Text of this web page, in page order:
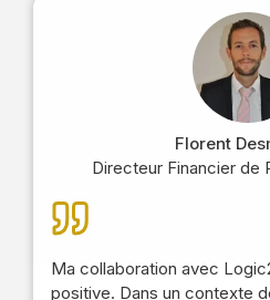
Florent
Directeur Financier de
Ma collaboration avec
positive. Dans un contexte